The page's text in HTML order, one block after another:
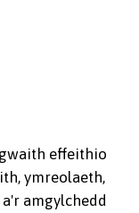
effeithio
ymreolaeth,
amgylchedd